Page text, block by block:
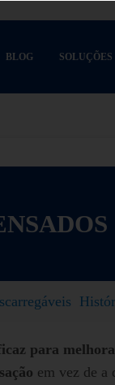
BLOG SOLUÇÕES
para
em vez de a